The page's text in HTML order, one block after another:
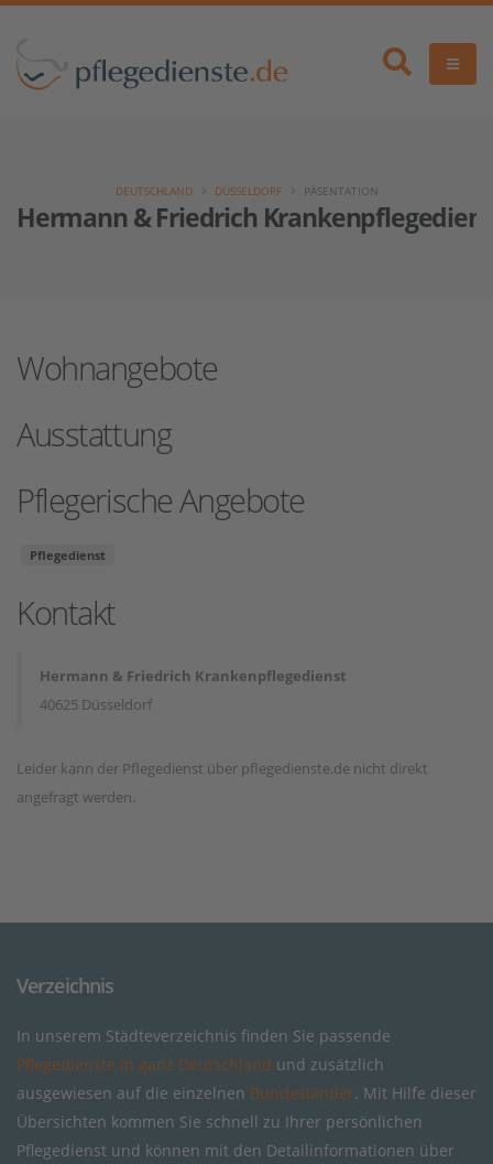
Hermann & Friedrich
DEUTSCHLAND DÜSSELDORF PÄSENTATION
Wohnangebote
Ausstattung
Pflegerische Angebote
Pflegedienst
Kontakt
Hermann & Friedrich Krankenpflegedienst
40625 Düsseldorf
Leider kann der Pflegedienst über pflegedienste.de nicht direkt
angefragt werden.
Verzeichnis
In unserem Städteverzeichnis finden Sie passende
Pflegedienste in ganz Deutschland und zusätzlich
ausgewiesen auf die einzelnen Bundesländer. Mit Hilfe dieser
Übersichten kommen Sie schnell zu Ihrer persönlichen
Pflegedienst und können mit den Detailinformationen über